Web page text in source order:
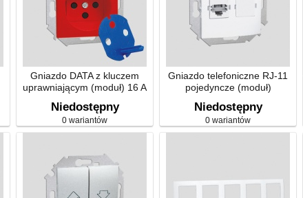
Gniazdo DATA z kluczem
uprawniającym (moduł) 16 A
Niedostępny
0 wariantów
Gniazdo telefoniczne RJ-11
pojedyncze (moduł)
Niedostępny
0 wariantów